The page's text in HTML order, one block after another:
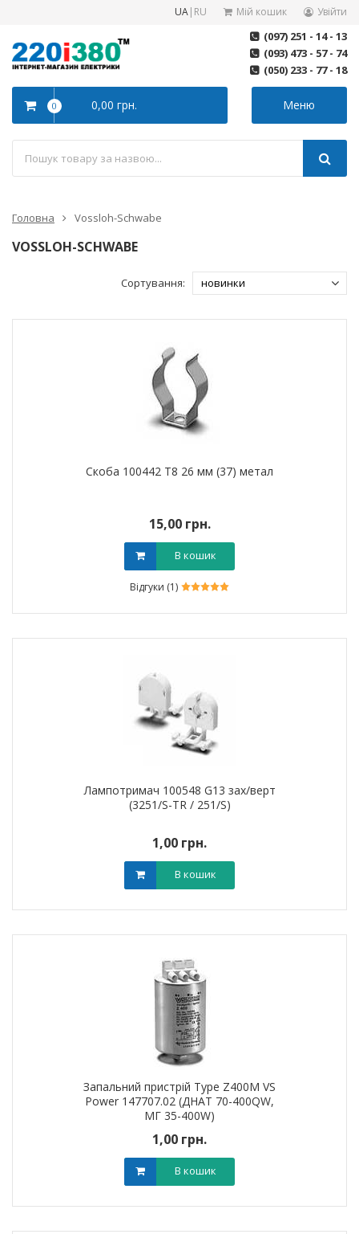
UA| RU Мій кошик Увійти
(097) 251 - 14 - 13
(093) 473 - 57 - 74
(050) 233 - 77 - 18
Меню
0 0,00 грн.
Головна Vossloh-Schwabe
VOSSLOH-SCHWABE
Сортування:
Скоба 100442 Т8 26 мм (37) метал
15,00 грн.
В кошик
Відгуки (1)
Лампотримач 100548 G13 зах/верт
(3251/S-TR / 251/S)
1,00 грн.
В кошик
Запальний пристрій Type Z400M VS
Power 147707.02 (ДНАТ 70-400QW,
МГ 35-400W)
1,00 грн.
В кошик